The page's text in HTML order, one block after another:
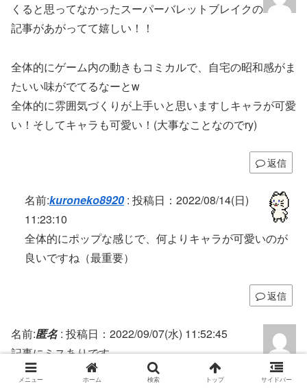
くると思ってなかったスーパーバレットブレイクの
記事があがってて嬉しい！！
全体的にゲーム内の動きもコミカルで、自宅の昭和感がま
たいい味がでてるなーとw
全体的に雰囲気づくりが上手いと思いますしキャラが可愛
い！そしてキャラも可愛い！(大事なことなのでry)
返信
名前:kuroneko8920: 投稿日：2022/08/14(日)
11:23:10
全体的にポップな感じで、何よりキャラが可愛いのが
良いですね（最重要）
返信
名前:匿名: 投稿日：2022/09/07(水) 11:52:45
記事にミスありです。
「各陣営の傾向」のモノクロームタクティクスですが、
メニュー ホーム 検索 トップ サイドバー